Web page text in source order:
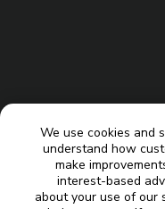
We use cookies and
understand how
make
interest-based
about your use of our